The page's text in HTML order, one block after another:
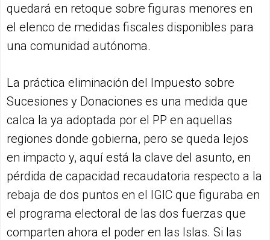
quedará en retoque sobre figuras menores en
el elenco de medidas fiscales disponibles para
una comunidad autónoma.
La práctica eliminación del Impuesto sobre
Sucesiones y Donaciones es una medida que
calca la ya adoptada por el PP en aquellas
regiones donde gobierna, pero se queda lejos
en impacto y, aquí está la clave del asunto, en
pérdida de capacidad recaudatoria respecto a la
rebaja de dos puntos en el IGIC que figuraba en
el programa electoral de las dos fuerzas que
comparten ahora el poder en las Islas. Si las